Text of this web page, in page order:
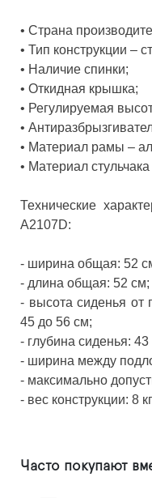
• Страна
• Тип конструкции –
• Наличие спинки;
• Откидная крышка;
• Регулируемая
•
• Материал рамы –
• Материал стульчака
Технические
A2107D:
- ширина общая: 52
- длина общая: 52 см;
- высота сиденья от
45 до 56 см;
- глубина сиденья: 43
- ширина между
- максимально
- вес конструкции: 8
Часто покупают